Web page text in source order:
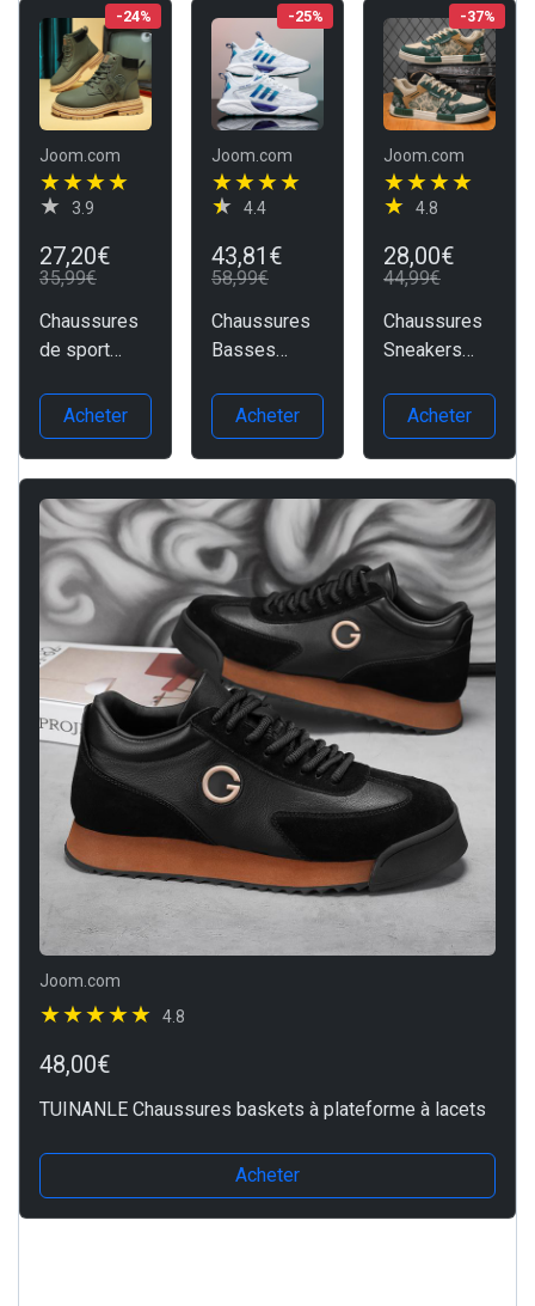
-24%
Joom.com
3.9
27,20€
35,99€
Chaussures
de sport
antidérapant
es
Acheter
-25%
Joom.com
4.4
43,81€
58,99€
Chaussures
Basses
de sport
Acheter
-37%
Joom.com
4.8
28,00€
44,99€
Chaussures
Sneakers
s de luxe
Acheter
Joom.com
4.8
48,00€
TUINANLE Chaussures baskets à plateforme à lacets
Acheter